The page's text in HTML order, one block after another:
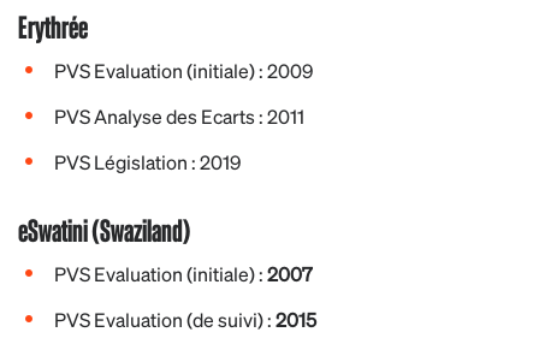
Erythrée
PVS Evaluation (initiale) : 2009
PVS Analyse des Ecarts : 2011
PVS Législation : 2019
eSwatini (Swaziland)
PVS Evaluation (initiale) :2007
PVS Evaluation (de suivi) :2015